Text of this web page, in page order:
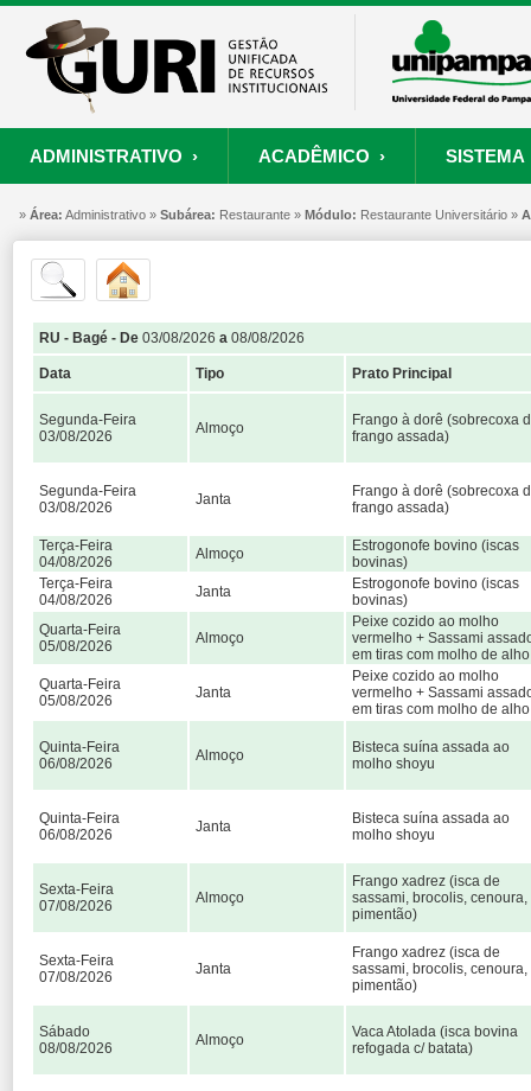
ADMINISTRATIVO ›
ORÇAMENTO E FINANÇAS RECURSOS HUMANOS PROCESSOS
Convênios
Consultar Convênios
ACADÊMICO ›
PROCESSO SELETIVO PROJETOS
Processo Seletivo
Nova Inscrição
Autenticar Documento
SISTEMA
SISTEMA
Painel de Suporte
Resgatar Senha
» Área: Administrativo » Subárea: Restaurante » Módulo: Restaurante Universitário »
RU - Bagé - De 03/08/2026 a 08/08/2026
Data Tipo Prato Principal
Segunda-Feira
03/08/2026
Almoço
Frango à dorê (sobrecoxa
frango assada)
Segunda-Feira
03/08/2026
Janta
Frango à dorê (sobrecoxa
frango assada)
Terça-Feira
04/08/2026
Almoço
Estrogonofe bovino (iscas
bovinas)
Terça-Feira
04/08/2026
Janta
Estrogonofe bovino (iscas
bovinas)
Quarta-Feira
05/08/2026
Almoço
Peixe cozido ao molho
vermelho + Sassami
em tiras com molho de alho
Quarta-Feira
05/08/2026
Janta
Peixe cozido ao molho
vermelho + Sassami
em tiras com molho de alho
Quinta-Feira
06/08/2026
Almoço
Bisteca suína assada ao
molho shoyu
Quinta-Feira
06/08/2026
Janta
Bisteca suína assada ao
molho shoyu
Sexta-Feira
07/08/2026
Almoço
Frango xadrez (isca de
sassami, brocolis, cenoura,
pimentão)
Sexta-Feira
07/08/2026
Janta
Frango xadrez (isca de
sassami, brocolis, cenoura,
pimentão)
Sábado
08/08/2026
Almoço
Vaca Atolada (isca bovina
refogada c/ batata)